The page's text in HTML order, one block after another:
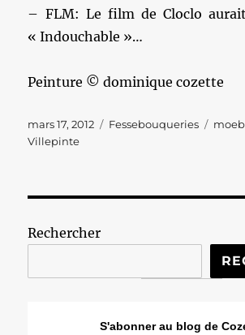
– FLM: Le film de Cloclo
« Indouchable »…
Peinture © dominique cozette
Publié
le
mars 17, 2012 Catégories
Fessebouqueries
Villepinte
Rechercher
S'abonner au blog de